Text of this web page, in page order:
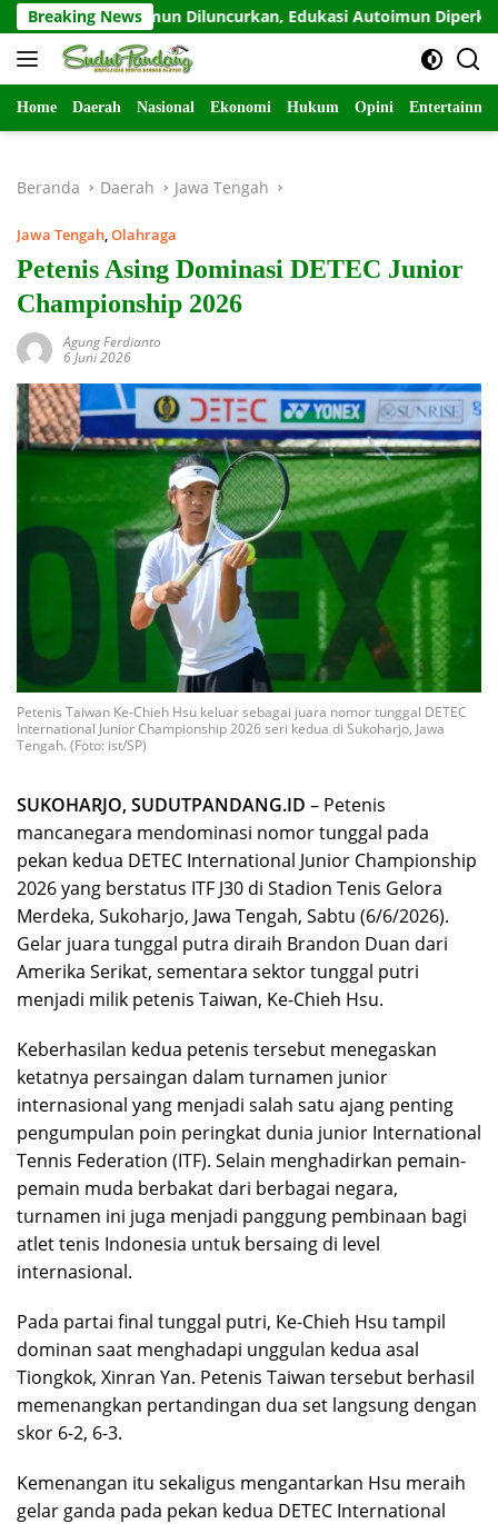
Langsung
ke
konten
Breaking News
Odamun Diluncurkan, Edukasi Autoimun Diperkuat
Home Daerah Nasional Ekonomi Hukum Opini
Beranda Daerah Jawa Tengah
Jawa Tengah,Olahraga
Petenis Asing Dominasi DETEC Junior
Championship 2026
Agung Ferdianto
6 Juni 2026
Petenis Taiwan Ke-Chieh Hsu keluar sebagai juara nomor tunggal DETEC
International Junior Championship 2026 seri kedua di Sukoharjo, Jawa
Tengah. (Foto: ist/SP)
SUKOHARJO, SUDUTPANDANG.ID – Petenis
mancanegara mendominasi nomor tunggal pada
pekan kedua DETEC International Junior Championship
2026 yang berstatus ITF J30 di Stadion Tenis Gelora
Merdeka, Sukoharjo, Jawa Tengah, Sabtu (6/6/2026).
Gelar juara tunggal putra diraih Brandon Duan dari
Amerika Serikat, sementara sektor tunggal putri
menjadi milik petenis Taiwan, Ke-Chieh Hsu.
Keberhasilan kedua petenis tersebut menegaskan
ketatnya persaingan dalam turnamen junior
internasional yang menjadi salah satu ajang penting
pengumpulan poin peringkat dunia junior International
Tennis Federation (ITF). Selain menghadirkan pemain-
pemain muda berbakat dari berbagai negara,
turnamen ini juga menjadi panggung pembinaan bagi
atlet tenis Indonesia untuk bersaing di level
internasional.
Pada partai final tunggal putri, Ke-Chieh Hsu tampil
dominan saat menghadapi unggulan kedua asal
Tiongkok, Xinran Yan. Petenis Taiwan tersebut berhasil
memenangkan pertandingan dua set langsung dengan
skor 6-2, 6-3.
Kemenangan itu sekaligus mengantarkan Hsu meraih
gelar ganda pada pekan kedua DETEC International